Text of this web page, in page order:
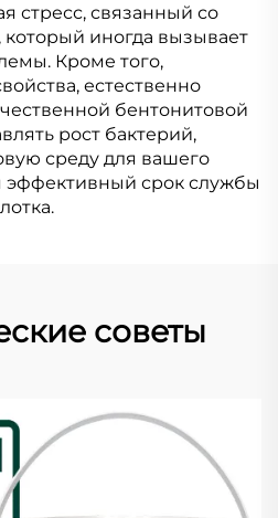
стресс, связанный со
иногда вызывает
Кроме того,
естественно
бентонитовой
рост бактерий,
среду для вашего
эффективный срок службы
советы